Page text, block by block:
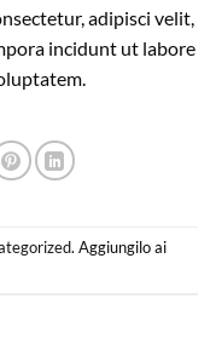
adipisci velit,
incidunt ut labore
. Aggiungilo ai